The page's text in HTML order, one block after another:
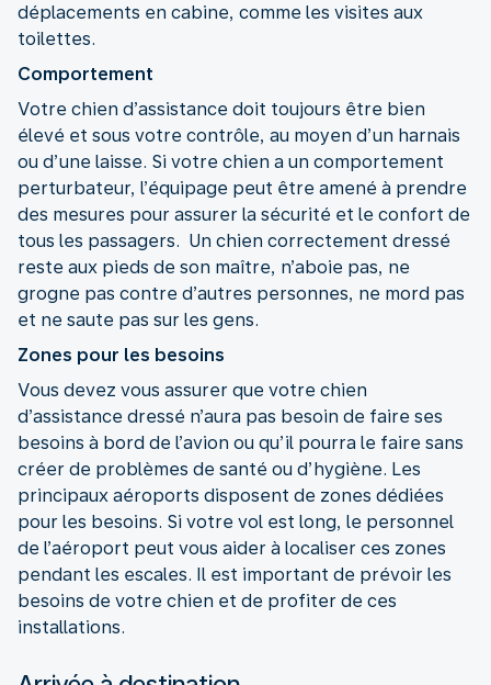
déplacements en cabine, comme les visites aux
toilettes.
Comportement
Votre chien d’assistance doit toujours être bien
élevé et sous votre contrôle, au moyen d’un harnais
ou d’une laisse. Si votre chien a un comportement
perturbateur, l’équipage peut être amené à prendre
des mesures pour assurer la sécurité et le confort de
tous les passagers. Un chien correctement dressé
reste aux pieds de son maître, n’aboie pas, ne
grogne pas contre d’autres personnes, ne mord pas
et ne saute pas sur les gens.
Zones pour les besoins
Vous devez vous assurer que votre chien
d’assistance dressé n’aura pas besoin de faire ses
besoins à bord de l’avion ou qu’il pourra le faire sans
créer de problèmes de santé ou d’hygiène. Les
principaux aéroports disposent de zones dédiées
pour les besoins. Si votre vol est long, le personnel
de l’aéroport peut vous aider à localiser ces zones
pendant les escales. Il est important de prévoir les
besoins de votre chien et de profiter de ces
installations.